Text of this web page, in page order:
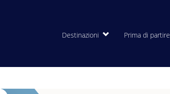
Destinazioni Prima di partire